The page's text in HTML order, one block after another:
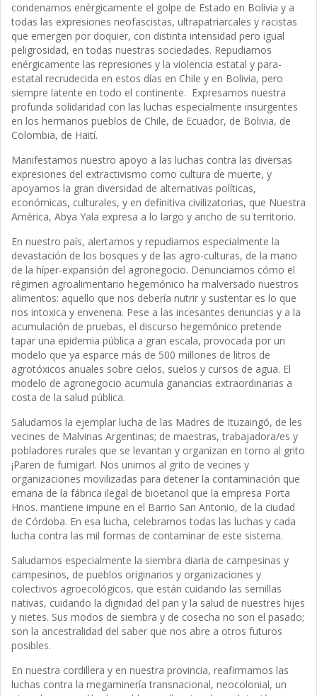
condenamos enérgicamente el golpe de Estado en Bolivia y a
todas las expresiones neofascistas, ultrapatriarcales y racistas
que emergen por doquier, con distinta intensidad pero igual
peligrosidad, en todas nuestras sociedades. Repudiamos
enérgicamente las represiones y la violencia estatal y para-
estatal recrudecida en estos días en Chile y en Bolivia, pero
siempre latente en todo el continente. Expresamos nuestra
profunda solidaridad con las luchas especialmente insurgentes
en los hermanos pueblos de Chile, de Ecuador, de Bolivia, de
Colombia, de Haití.
Manifestamos nuestro apoyo a las luchas contra las diversas
expresiones del extractivismo como cultura de muerte, y
apoyamos la gran diversidad de alternativas políticas,
económicas, culturales, y en definitiva civilizatorias, que Nuestra
América, Abya Yala expresa a lo largo y ancho de su territorio.
En nuestro país, alertamos y repudiamos especialmente la
devastación de los bosques y de las agro-culturas, de la mano
de la híper-expansión del agronegocio. Denunciamos cómo el
régimen agroalimentario hegemónico ha malversado nuestros
alimentos: aquello que nos debería nutrir y sustentar es lo que
nos intoxica y envenena. Pese a las incesantes denuncias y a la
acumulación de pruebas, el discurso hegemónico pretende
tapar una epidemia pública a gran escala, provocada por un
modelo que ya esparce más de 500 millones de litros de
agrotóxicos anuales sobre cielos, suelos y cursos de agua. El
modelo de agronegocio acumula ganancias extraordinarias a
costa de la salud pública.
Saludamos la ejemplar lucha de las Madres de Ituzaingó, de les
vecines de Malvinas Argentinas; de maestras, trabajadora/es y
pobladores rurales que se levantan y organizan en torno al grito
¡Paren de fumigar!. Nos unimos al grito de vecines y
organizaciones movilizadas para detener la contaminación que
emana de la fábrica ilegal de bioetanol que la empresa Porta
Hnos. mantiene impune en el Barrio San Antonio, de la ciudad
de Córdoba. En esa lucha, celebramos todas las luchas y cada
lucha contra las mil formas de contaminar de este sistema.
Saludamos especialmente la siembra diaria de campesinas y
campesinos, de pueblos originarios y organizaciones y
colectivos agroecológicos, que están cuidando las semillas
nativas, cuidando la dignidad del pan y la salud de nuestres hijes
y nietes. Sus modos de siembra y de cosecha no son el pasado;
son la ancestralidad del saber que nos abre a otros futuros
posibles.
En nuestra cordillera y en nuestra provincia, reafirmamos las
luchas contra la megaminería transnacional, neocolonial, un